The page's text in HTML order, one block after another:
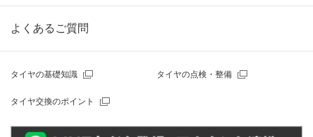
よくあるご質問
タイヤの基礎知識 タイヤの点検・整備
タイヤ交換のポイント